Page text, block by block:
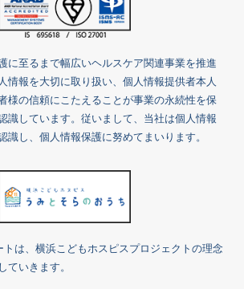
に至るまで幅広いヘルスケア関連事業を推進
情報を大切に取り扱い、個人情報提供者本人
様の信頼にこたえることが事業の永続性を保
識しています。従いまして、当社は個人情報
識し、個人情報保護に努めてまいります。
は、横浜こどもホスピスプロジェクトの理念
ていきます。